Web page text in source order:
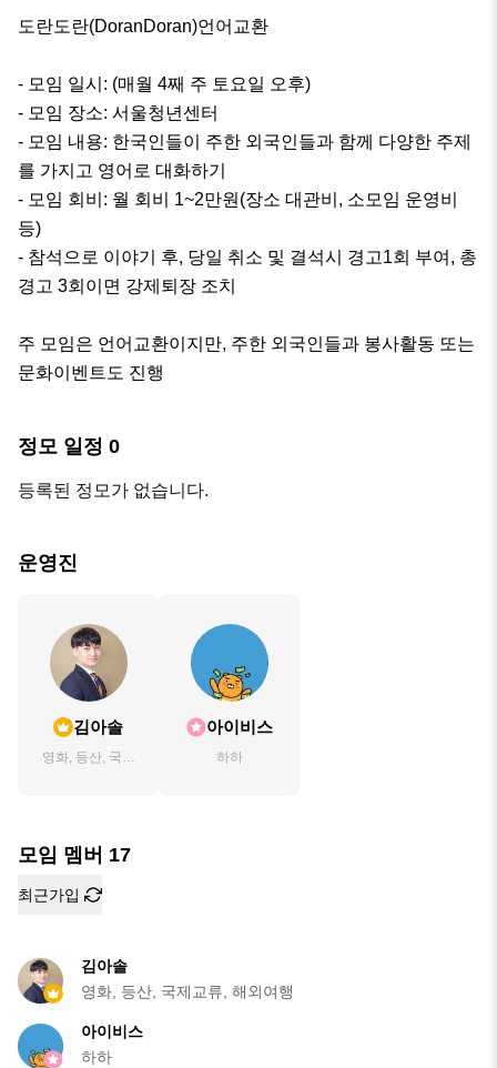
도란도란(DoranDoran)언어교환
- 모임 일시: (매월 4째 주 토요일 오후)
- 모임 장소: 서울청년센터
- 모임 내용: 한국인들이 주한 외국인들과 함께 다양한 주제
를 가지고 영어로 대화하기
- 모임 회비: 월 회비 1~2만원(장소 대관비, 소모임 운영비
등)
- 참석으로 이야기 후, 당일 취소 및 결석시 경고1회 부여, 총
경고 3회이면 강제퇴장 조치
주 모임은 언어교환이지만, 주한 외국인들과 봉사활동 또는
문화이벤트도 진행
정모 일정 0
등록된 정모가 없습니다.
운영진
김아솔
영화, 등산, 국제
아이비스
하하
모임 멤버 17
최근가입
김아솔
영화, 등산, 국제교류, 해외여행
아이비스
하하